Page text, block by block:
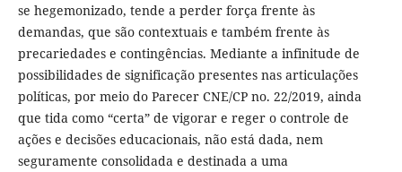
se hegemonizado, tende a perder força frente às
demandas, que são contextuais e também frente às
precariedades e contingências. Mediante a infinitude de
possibilidades de significação presentes nas articulações
políticas, por meio do Parecer CNE/CP no. 22/2019, ainda
que tida como “certa” de vigorar e reger o controle de
ações e decisões educacionais, não está dada, nem
seguramente consolidada e destinada a uma